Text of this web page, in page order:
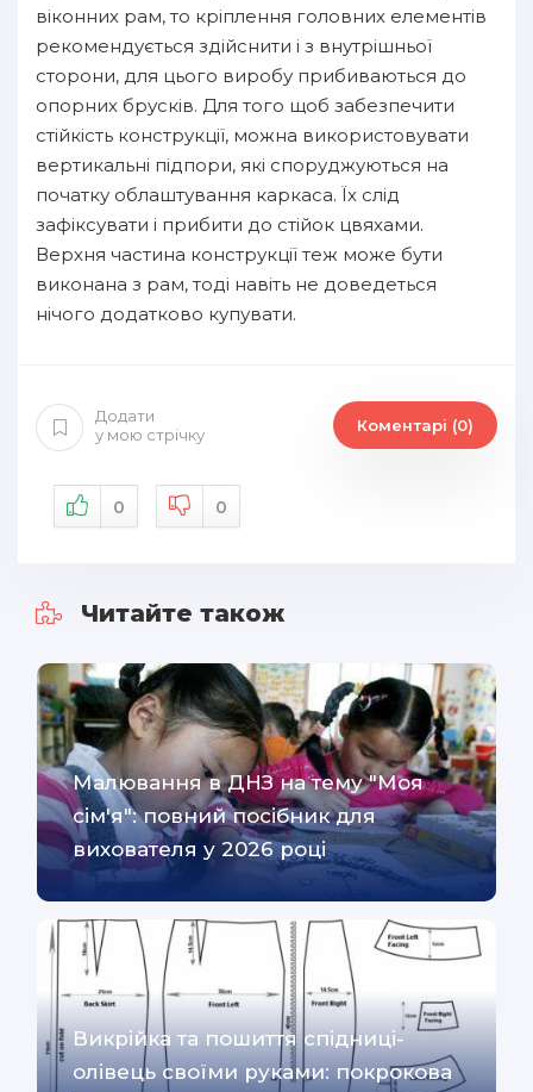
віконних рам, то кріплення головних елементів
рекомендується здійснити і з внутрішньої
сторони, для цього виробу прибиваються до
опорних брусків. Для того щоб забезпечити
стійкість конструкції, можна використовувати
вертикальні підпори, які споруджуються на
початку облаштування каркаса. Їх слід
зафіксувати і прибити до стійок цвяхами.
Верхня частина конструкції теж може бути
виконана з рам, тоді навіть не доведеться
нічого додатково купувати.
Додати
у мою стрічку
Коментарі (0)
0 0
Читайте також
Малювання в ДНЗ на тему "Моя
сім'я": повний посібник для
вихователя у 2026 році
Викрійка та пошиття спідниці-
олівець своїми руками: покрокова